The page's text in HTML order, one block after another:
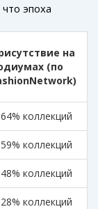
эпоха
скоро
на
(по
коллекций
коллекций
коллекций
коллекций